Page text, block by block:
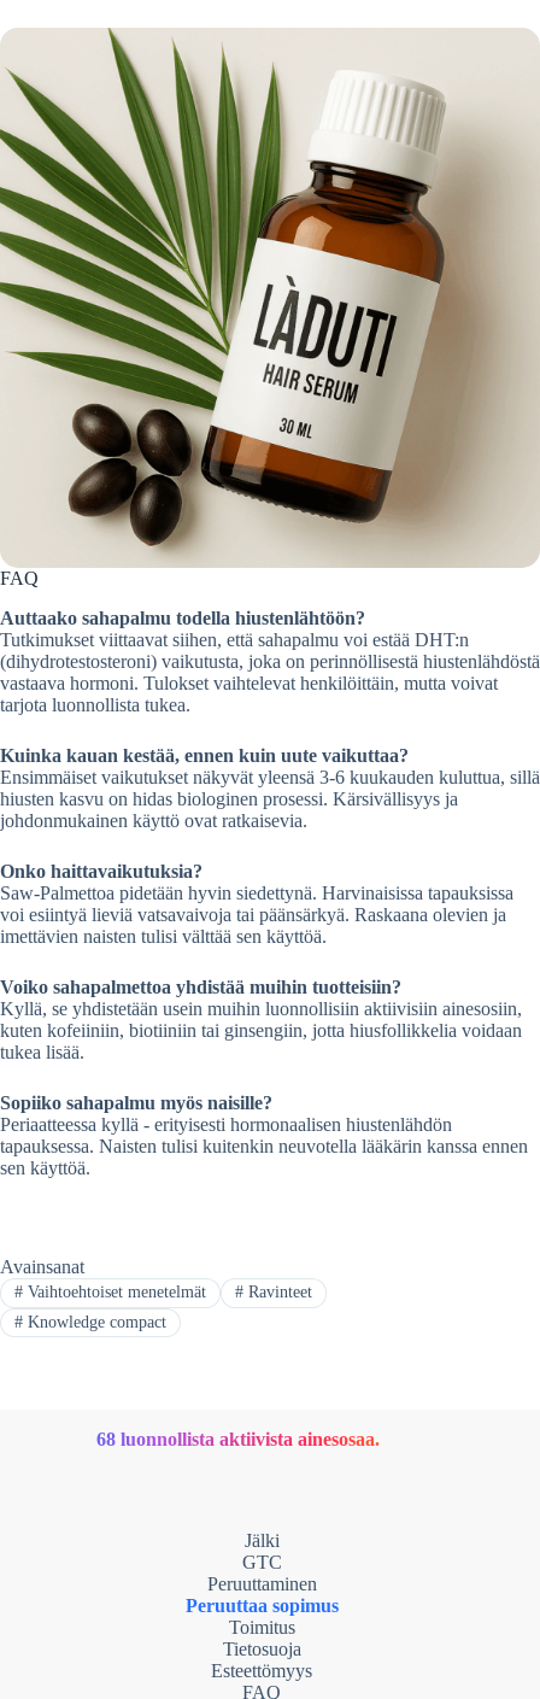
FAQ
Auttaako sahapalmu todella hiustenlähtöön?
Tutkimukset viittaavat siihen, että sahapalmu voi estää DHT:n
(dihydrotestosteroni) vaikutusta, joka on perinnöllisestä hiustenlähdöstä
vastaava hormoni. Tulokset vaihtelevat henkilöittäin, mutta voivat
tarjota luonnollista tukea.
Kuinka kauan kestää, ennen kuin uute vaikuttaa?
Ensimmäiset vaikutukset näkyvät yleensä 3-6 kuukauden kuluttua, sillä
hiusten kasvu on hidas biologinen prosessi. Kärsivällisyys ja
johdonmukainen käyttö ovat ratkaisevia.
Onko haittavaikutuksia?
Saw-Palmettoa pidetään hyvin siedettynä. Harvinaisissa tapauksissa
voi esiintyä lieviä vatsavaivoja tai päänsärkyä. Raskaana olevien ja
imettävien naisten tulisi välttää sen käyttöä.
Voiko sahapalmettoa yhdistää muihin tuotteisiin?
Kyllä, se yhdistetään usein muihin luonnollisiin aktiivisiin ainesosiin,
kuten kofeiiniin, biotiiniin tai ginsengiin, jotta hiusfollikkelia voidaan
tukea lisää.
Sopiiko sahapalmu myös naisille?
Periaatteessa kyllä - erityisesti hormonaalisen hiustenlähdön
tapauksessa. Naisten tulisi kuitenkin neuvotella lääkärin kanssa ennen
sen käyttöä.
Avainsanat
#Vaihtoehtoiset menetelmät #Ravinteet
#Knowledge compact
68 luonnollista aktiivista ainesosaa.
Jälki
GTC
Peruuttaminen
Peruuttaa sopimus
Toimitus
Tietosuoja
Esteettömyys
FAQ